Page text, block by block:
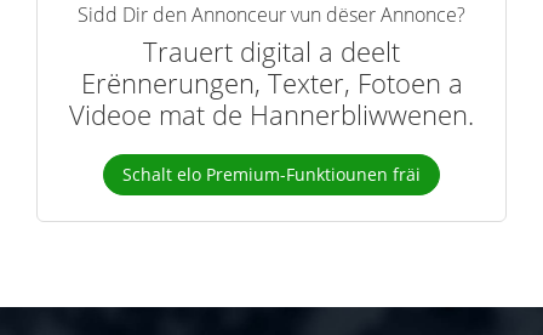
Sidd Dir den Annonceur vun dëser Annonce?
Trauert digital a deelt
Erënnerungen, Texter, Fotoen a
Videoe mat de Hannerbliwwenen.
Schalt elo Premium-Funktiounen fräi